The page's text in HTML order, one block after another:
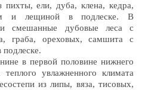
пихты, ели, дуба, клена, кедра,
и лещиной в подлеске. В
смешанные дубовые леса с
граба, ореховых, самшита с
в первой половине нижнего
теплого увлажненного климата
из липы, вяза, тисовых,